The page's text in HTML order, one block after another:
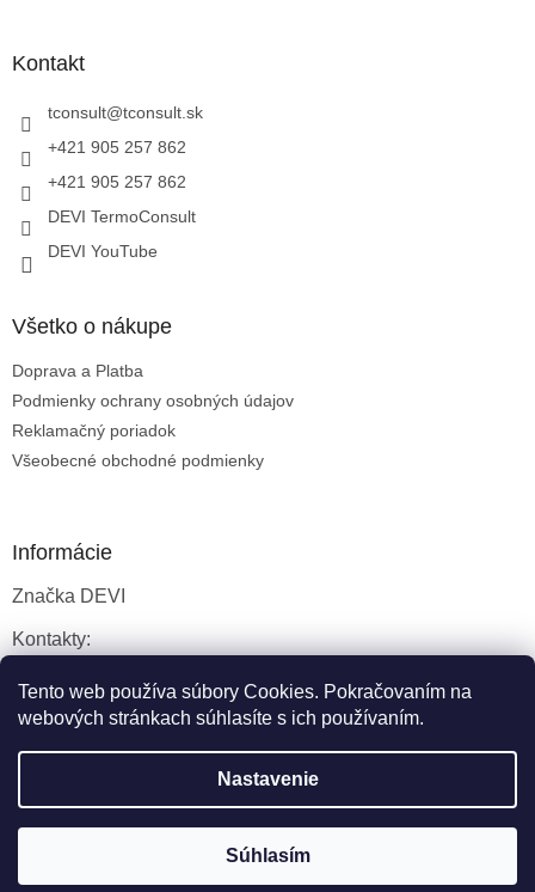
Tento web používa súbory Cookies. Pokračovaním na
webových stránkach súhlasíte s ich používaním.
Nastavenie
Súhlasím
Kontakt
tconsult@tconsult.sk
+421 905 257 862
+421 905 257 862
DEVI TermoConsult
DEVI YouTube
Všetko o nákupe
Doprava a Platba
Podmienky ochrany osobných údajov
Reklamačný poriadok
Všeobecné obchodné podmienky
Informácie
Značka DEVI
Kontakty:
Servisné služby
Vytvoril Shoptet
DEVIkúrenie.sk. Všetky práva vyhradené.